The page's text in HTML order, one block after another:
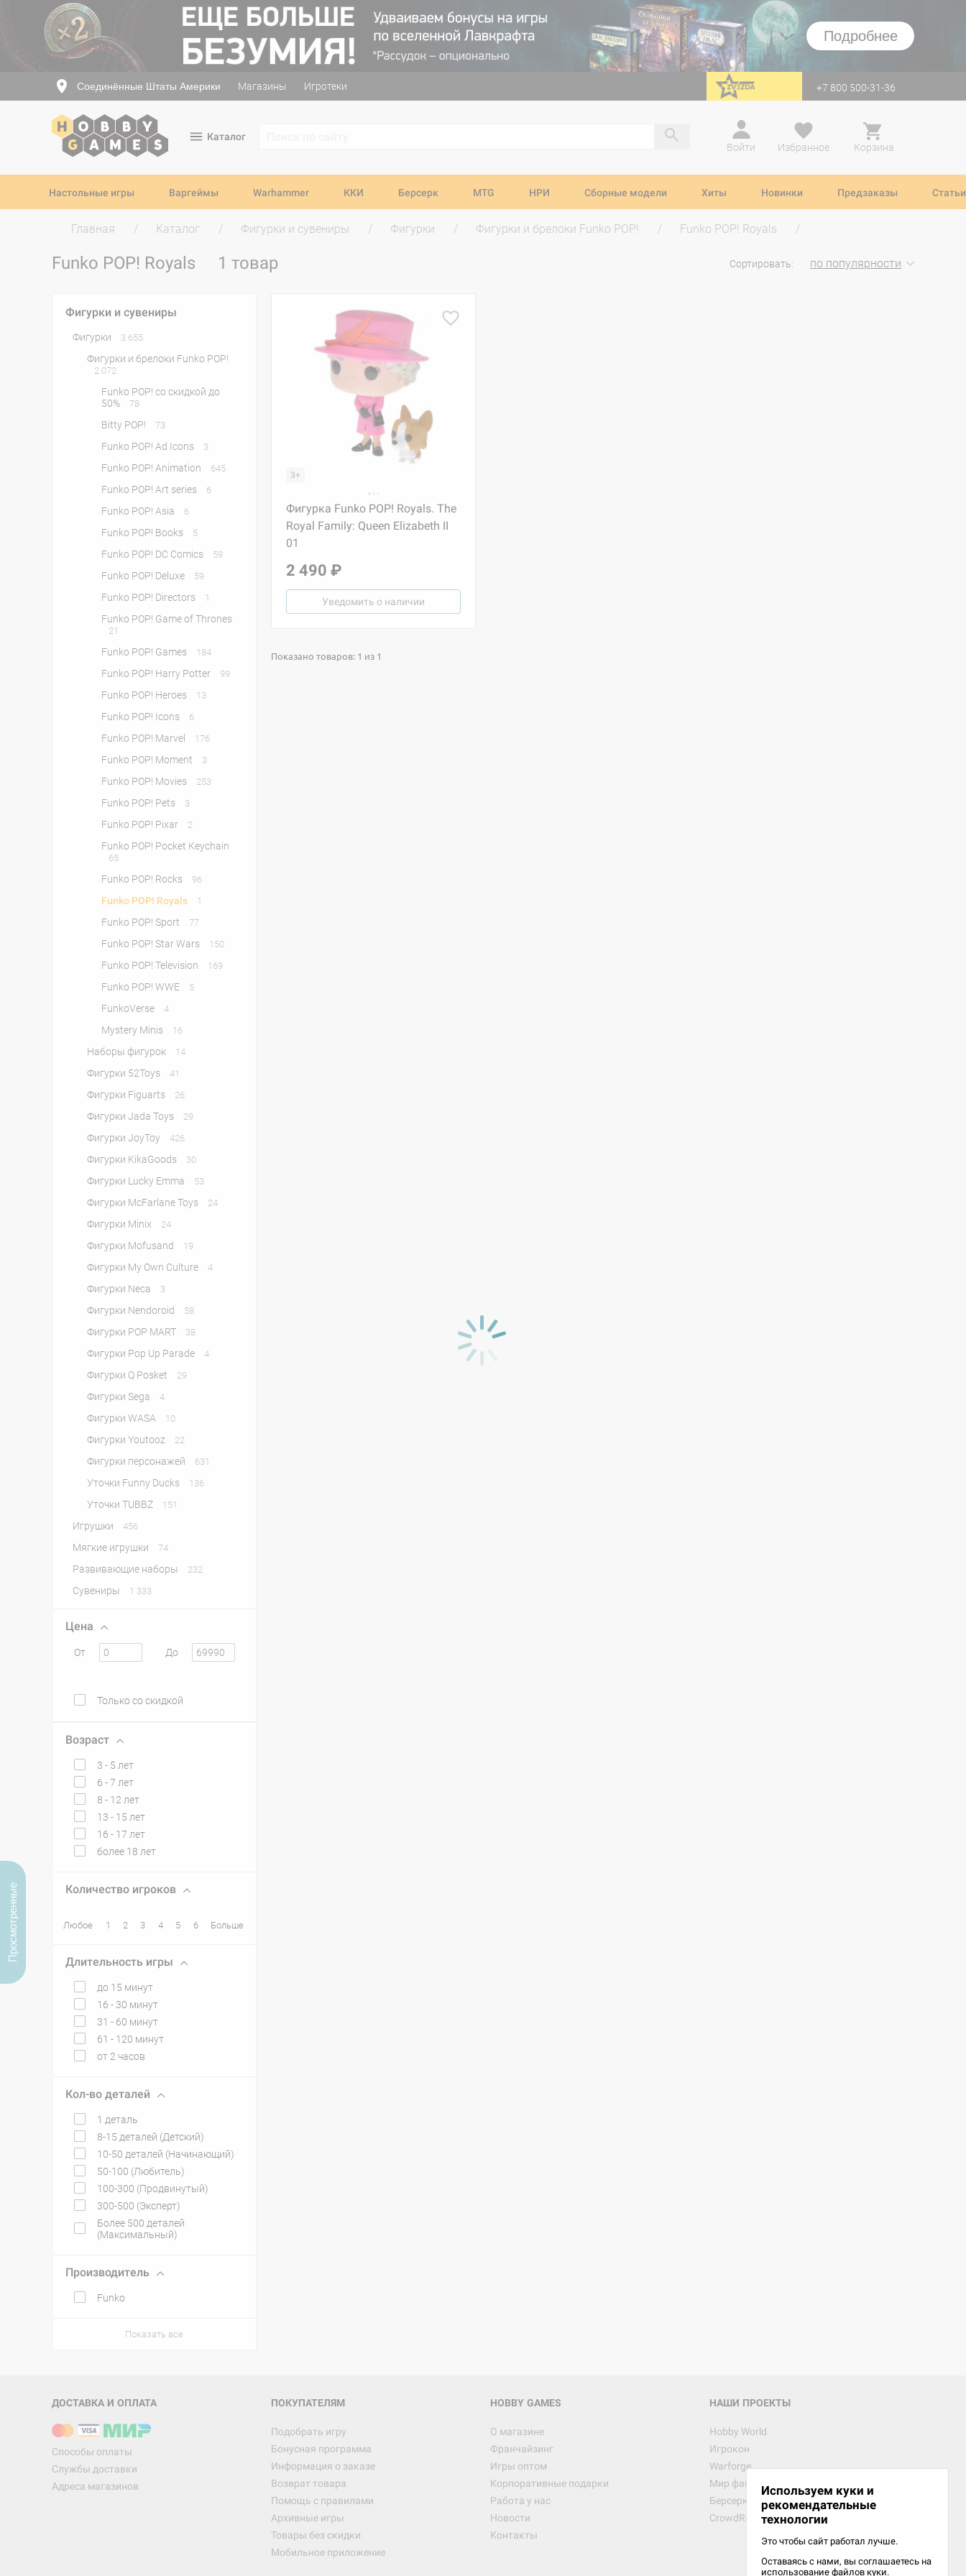
Подробнее
Соединённые Штаты Америки Магазины Игротеки перейти на Zvezda +7 800 500-31-36
Каталог
Войти
Избранное Корзина
Настольные игры Варгеймы Warhammer ККИ Берсерк MTG НРИ Сборные модели Хиты Новинки Предзаказы Статьи
Главная Каталог Фигурки и сувениры Фигурки Фигурки и брелоки Funko POP! Funko POP! Royals
Funko POP! Royals 1 товар Сортировать: по популярности
Фигурки и сувениры
Фигурки 3 655
Фигурки и брелоки Funko POP!
2 072
Funko POP! со скидкой до
50%
78
Bitty POP! 73
Funko POP! Ad Icons 3
Funko POP! Animation 645
Funko POP! Art series 6
Funko POP! Asia 6
Funko POP! Books 5
Funko POP! DC Comics 59
Funko POP! Deluxe 59
Funko POP! Directors 1
Funko POP! Game of Thrones
21
Funko POP! Games 184
Funko POP! Harry Potter 99
Funko POP! Heroes 13
Funko POP! Icons 6
Funko POP! Marvel 176
Funko POP! Moment 3
Funko POP! Movies 253
Funko POP! Pets 3
Funko POP! Pixar 2
Funko POP! Pocket Keychain
65
Funko POP! Rocks 96
Funko POP! Royals 1
Funko POP! Sport 77
Funko POP! Star Wars 150
Funko POP! Television 169
Funko POP! WWE 5
FunkoVerse 4
Mystery Minis 16
Наборы фигурок 14
Фигурки 52Toys 41
Фигурки Figuarts 26
Фигурки Jada Toys 29
Фигурки JoyToy 426
Фигурки KikaGoods 30
Фигурки Lucky Emma 53
Фигурки McFarlane Toys 24
Фигурки Minix 24
Фигурки Mofusand 19
Фигурки My Own Culture 4
Фигурки Neca 3
Фигурки Nendoroid 58
Фигурки POP MART 38
Фигурки Pop Up Parade 4
Фигурки Q Posket 29
Фигурки Sega 4
Фигурки WASA 10
Фигурки Youtooz 22
Фигурки персонажей 631
Уточки Funny Ducks 136
Уточки TUBBZ 151
Игрушки 456
Мягкие игрушки 74
Развивающие наборы 232
Сувениры 1 333
Цена
От До
Только со скидкой
Возраст
3 - 5 лет
6 - 7 лет
8 - 12 лет
13 - 15 лет
16 - 17 лет
более 18 лет
Количество игроков
Любое 1 2 3 4 5 6 Больше
Длительность игры
до 15 минут
16 - 30 минут
31 - 60 минут
61 - 120 минут
от 2 часов
Кол-во деталей
1 деталь
8-15 деталей (Детский)
10-50 деталей (Начинающий)
50-100 (Любитель)
100-300 (Продвинутый)
300-500 (Эксперт)
Более 500 деталей
(Максимальный)
Производитель
Funko
Показать все
3+
Фигурка Funko POP! Royals. The
Royal Family: Queen Elizabeth II
01
2 490 ₽
Уведомить о наличии
Показано товаров: 1 из 1
ДОСТАВКА И ОПЛАТА
Способы оплаты
Службы доставки
Адреса магазинов
ПОКУПАТЕЛЯМ
Подобрать игру
Бонусная программа
Информация о заказе
Возврат товара
Помощь с правилами
Архивные игры
Товары без скидки
Мобильное приложение
HOBBY GAMES
О магазине
Франчайзинг
Игры оптом
Корпоративные подарки
Работа у нас
Новости
Контакты
НАШИ ПРОЕКТЫ
Hobby World
Игрокон
Warforge
Мир фантастики
Берсерк
CrowdRepublic
Используем куки и
рекомендательные
технологии
Это чтобы сайт работал лучше.
Оставаясь с нами, вы соглашаетесь на
использование файлов куки.
Просмотренные
12 990
Настольная игра Hobby World Берсерк.
3 490